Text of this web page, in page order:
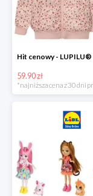
59.90 zł